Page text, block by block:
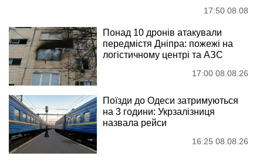
17:50 08.08
Понад 10 дронів атакували
передмістя Дніпра: пожежі на
логістичному центрі та АЗС
17:00 08.08.26
Поїзди до Одеси затримуються
на 3 години: Укрзалізниця
назвала рейси
16:25 08.08.26